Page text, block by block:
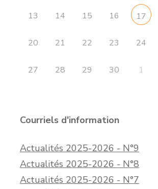
13 14 15 16 17
20 21 22 23 24
27 28 29 30 1
Courriels d'information
Actualités 2025-2026 - N°9
Actualités 2025-2026 - N°8
Actualités 2025-2026 - N°7